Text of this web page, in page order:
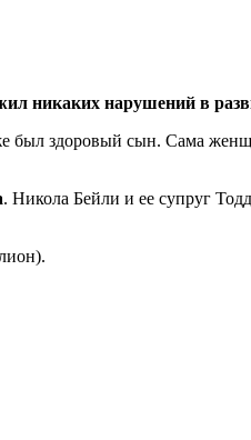
никаких нарушений в
был здоровый сын. Сама
. Никола Бейли и ее супруг